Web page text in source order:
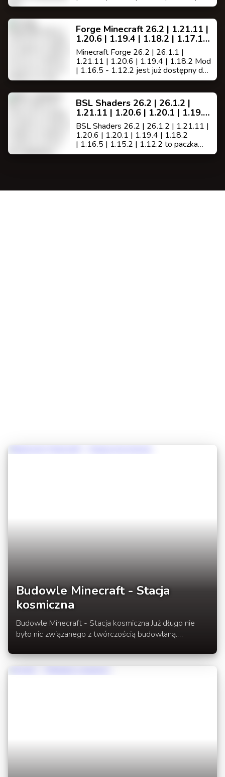
1.7.10 jest modem do minecrafta
gry,(posiada wbudowane wsparcie
dla HD tekstur, czcionek HD i
BetterGrass, nie
wymaga MCPatcher ).
Forge Minecraft 26.2 | 1.21.11 |
1.20.6 | 1.19.4 | 1.18.2 | 1.17.1 |
1.16.5 | 1.13.2 | 1.12.2 | 1.8.9 |
1.7.10
Minecraft Forge 26.2 | 26.1.1 |
1.21.11 | 1.20.6 | 1.19.4 | 1.18.2 Mod
| 1.16.5 - 1.12.2 jest już dostępny do
pobrania. Forge jest modem
bardzo dużo modów i w większości
wymagany na serwerach bukkit z
modami.
BSL Shaders 26.2 | 26.1.2 |
1.21.11 | 1.20.6 | 1.20.1 | 1.19.4
| 1.18.2 | 1.16.5 | 1.15.2 | 1.12.2
od Capttatsu
BSL Shaders 26.2 | 26.1.2 | 1.21.11 |
1.20.6 | 1.20.1 | 1.19.4 | 1.18.2
| 1.16.5 | 1.15.2 | 1.12.2 to paczka
shaderów dla Minecraft: Edycja Java
Budowle Minecraft - Stacja
kosmiczna
Budowle Minecraft - Stacja kosmiczna Już długo nie
było nic związanego z twórczością budowlaną.
autorstwa carloooo. Cały projekt jest bardzo orginalny i
warto sobie pobrać mapę, aby zobaczyć z bliska jak to
wszystko wygląda. Dla nas rewelacja :D Nie